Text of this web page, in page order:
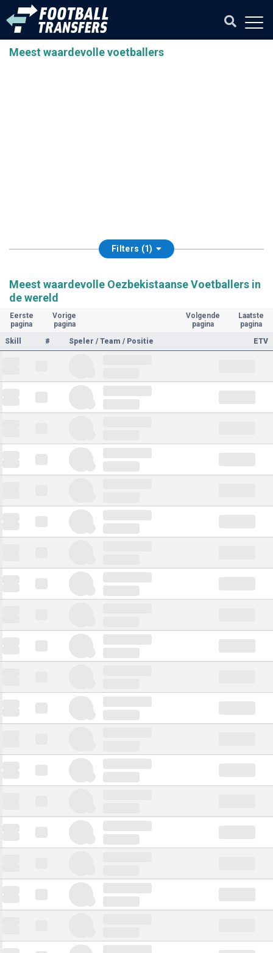
Meest waardevolle voetballers
Filters (1)
Meest waardevolle Oezbekistaanse Voetballers in
de wereld
Eerste
pagina
Vorige
pagina
Volgende
pagina
Laatste
pagina
Skill
# Speler / Team / Positie ETV